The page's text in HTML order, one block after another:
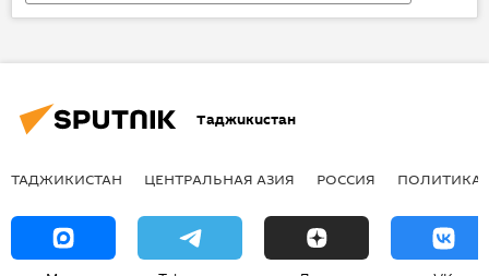
Видео
Россия
Украина
Таджикистан
ТАДЖИКИСТАН ЦЕНТРАЛЬНАЯ АЗИЯ РОССИЯ ПОЛИТИКА